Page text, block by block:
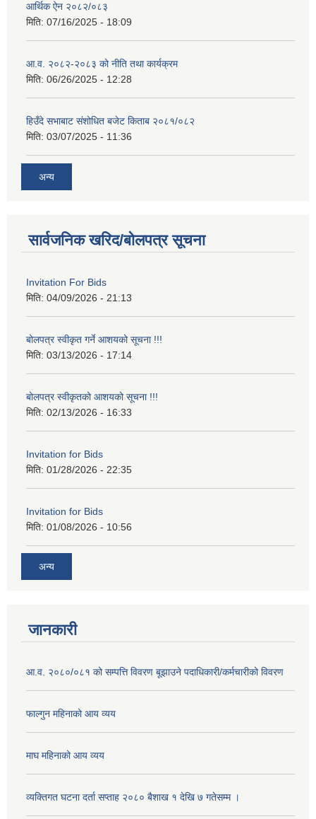
आर्थिक ऐन २०८२/०८३
मिति: 07/16/2025 - 18:09
आ.व. २०८२-२०८३ को नीति तथा कार्यक्रम
मिति: 06/26/2025 - 12:28
हिउँदे सभाबाट संशोधित बजेट किताब २०८१/०८२
मिति: 03/07/2025 - 11:36
अन्य
सार्वजनिक खरिद/बोलपत्र सूचना
Invitation For Bids
मिति: 04/09/2026 - 21:13
बोलपत्र स्वीकृत गर्ने आशयको सूचना !!!
मिति: 03/13/2026 - 17:14
बोलपत्र स्वीकृतको आशयको सूचना !!!
मिति: 02/13/2026 - 16:33
Invitation for Bids
मिति: 01/28/2026 - 22:35
Invitation for Bids
मिति: 01/08/2026 - 10:56
अन्य
जानकारी
आ.व. २०८०/०८१ को सम्पत्ति विवरण बूझाउने पदाधिकारी/कर्मचारीको विवरण
फाल्गुन महिनाको आय व्यय
माघ महिनाको आय व्यय
व्यक्तिगत घटना दर्ता सप्ताह २०८० बैशाख १ देखि ७ गतेसम्म ।